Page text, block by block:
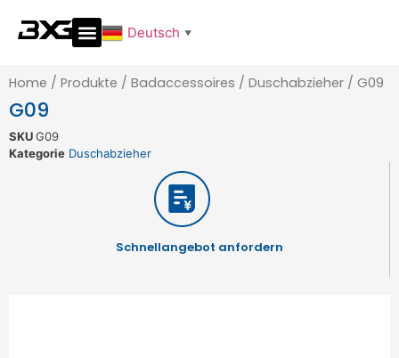
Deutsch ▼
Home / Produkte / Badaccessoires / Duschabzieher / G09
G09
SKUG09
Kategorie Duschabzieher
Schnellangebot anfordern